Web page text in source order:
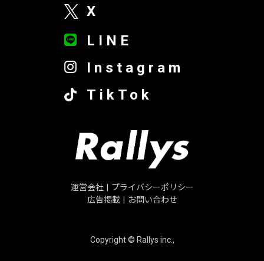
X
LINE
Instagram
TikTok
運営会社
プライバシーポリシー
広告掲載
お問い合わせ
Copyright © Rallys inc.,